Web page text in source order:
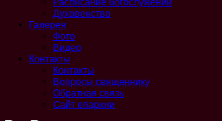
Духовенство
Галерея
Фото
Видео
Контакты
Контакты
Вопросы священнику
Обратная связь
Cайт епархии